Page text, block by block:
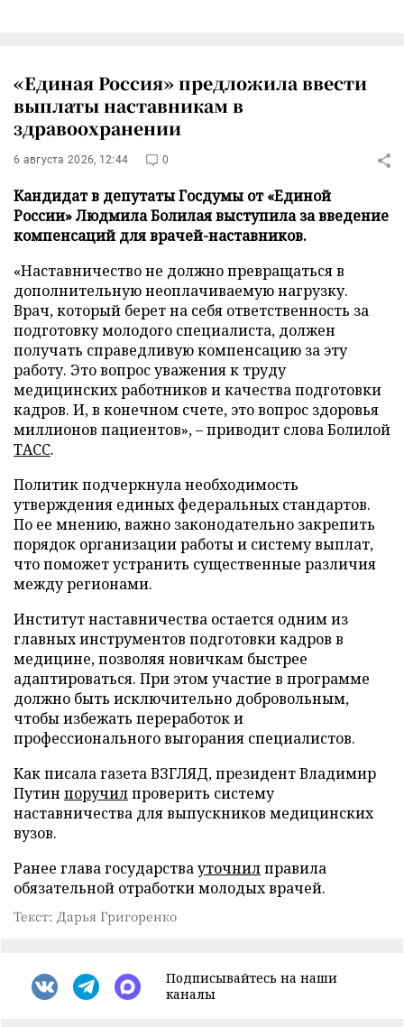
«Единая Россия» предложила ввести
выплаты наставникам в
здравоохранении
6 августа 2026, 12:44 0
Кандидат в депутаты Госдумы от «Единой
России» Людмила Болилая выступила за введение
компенсаций для врачей-наставников.
«Наставничество не должно превращаться в
дополнительную неоплачиваемую нагрузку.
Врач, который берет на себя ответственность за
подготовку молодого специалиста, должен
получать справедливую компенсацию за эту
работу. Это вопрос уважения к труду
медицинских работников и качества подготовки
кадров. И, в конечном счете, это вопрос здоровья
миллионов пациентов», – приводит слова Болилой
ТАСС.
Политик подчеркнула необходимость
утверждения единых федеральных стандартов.
По ее мнению, важно законодательно закрепить
порядок организации работы и систему выплат,
что поможет устранить существенные различия
между регионами.
Институт наставничества остается одним из
главных инструментов подготовки кадров в
медицине, позволяя новичкам быстрее
адаптироваться. При этом участие в программе
должно быть исключительно добровольным,
чтобы избежать переработок и
профессионального выгорания специалистов.
Как писала газета ВЗГЛЯД, президент Владимир
Путин поручилпроверить систему
наставничества для выпускников медицинских
вузов.
Ранее глава государствауточнилправила
обязательной отработки молодых врачей.
Текст: Дарья Григоренко
Подписывайтесь на наши
каналы